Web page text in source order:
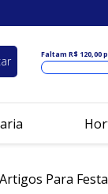
Faltam R$ 120,00
Artigos Para Festa